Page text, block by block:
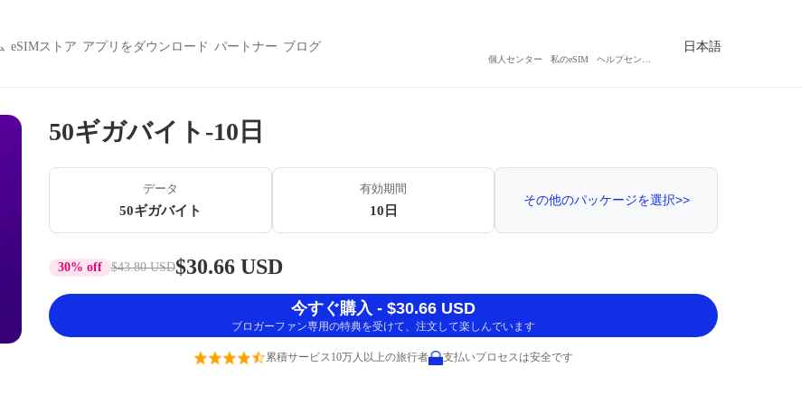
eSIMストア アプリをダウンロード パートナー ブログ
個人センター 私のeSIM
日本語
50ギガバイト-10日
データ
50ギガバイト
有効期間
10日
その他のパッケージを選択>>
30% off $43.80 USD$30.66 USD
今すぐ購入 - $30.66 USD
ブロガーファン専用の特典を受けて、注文して楽しんでいます
累積サービス10万人以上の旅行者 支払いプロセスは安全です